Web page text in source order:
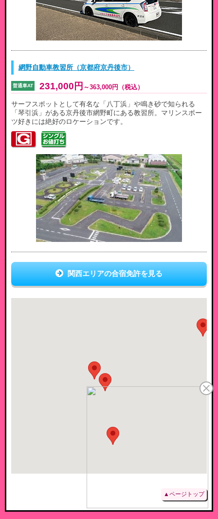
網野自動車教習所（京都府京丹後市）
普通車AT 231,000円 ～363,000円 （税込）
サーフスポットとして有名な「八丁浜」や鳴き砂で知られる
「琴引浜」がある京丹後市網野町にある教習所。マリンスポー
ツ好きには絶好のロケーションです。
関西エリアの合宿免許を見る
▲ページトップ